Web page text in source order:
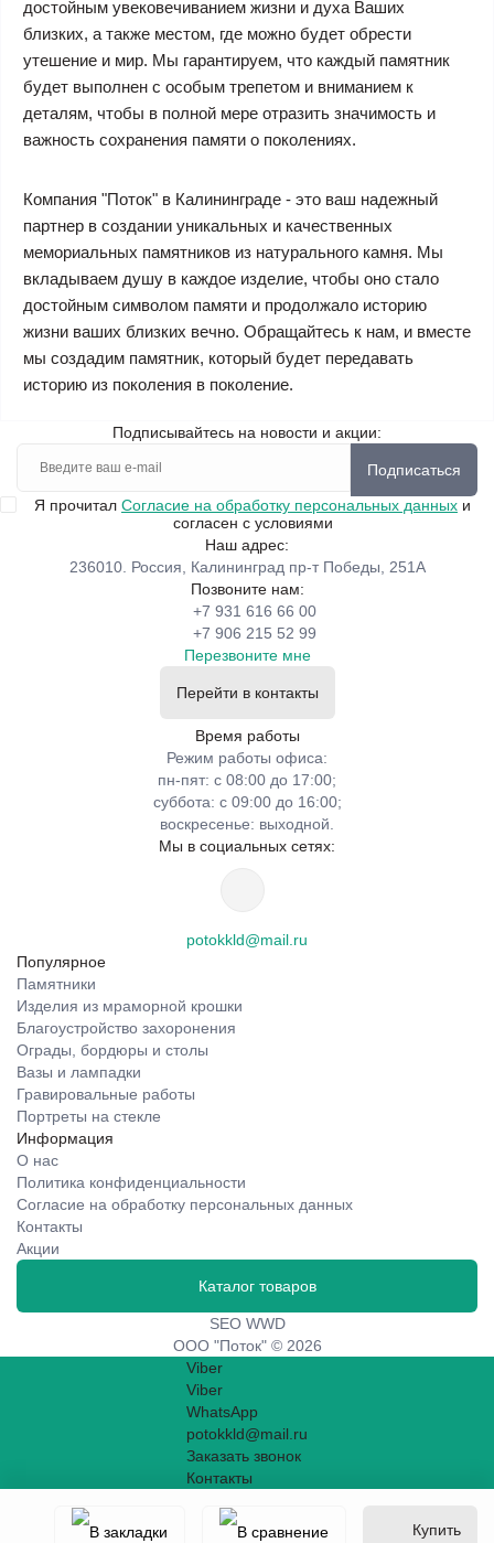
Купить
достойным увековечиванием жизни и духа Ваших
близких, а также местом, где можно будет обрести
утешение и мир. Мы гарантируем, что каждый памятник
будет выполнен с особым трепетом и вниманием к
деталям, чтобы в полной мере отразить значимость и
важность сохранения памяти о поколениях.
Компания "Поток" в Калининграде - это ваш надежный
партнер в создании уникальных и качественных
мемориальных памятников из натурального камня. Мы
вкладываем душу в каждое изделие, чтобы оно стало
достойным символом памяти и продолжало историю
жизни ваших близких вечно. Обращайтесь к нам, и вместе
мы создадим памятник, который будет передавать
историю из поколения в поколение.
Подписывайтесь на новости и акции:
Подписаться
Я прочитал Согласие на обработку персональных данных и
согласен с условиями
Наш адрес:
236010. Россия, Калининград пр-т Победы, 251А
Позвоните нам:
+7 931 616 66 00
+7 906 215 52 99
Перезвоните мне
Перейти в контакты
Время работы
Режим работы офиса:
пн-пят: с 08:00 до 17:00;
суббота: с 09:00 до 16:00;
воскресенье: выходной.
Мы в социальных сетях:
potokkld@mail.ru
Популярное
Памятники
Изделия из мраморной крошки
Благоустройство захоронения
Ограды, бордюры и столы
Вазы и лампадки
Гравировальные работы
Портреты на стекле
Информация
О нас
Политика конфиденциальности
Согласие на обработку персональных данных
Контакты
Акции
Каталог товаров
SEO WWD
ООО "Поток" © 2026
Viber
Viber
WhatsApp
potokkld@mail.ru
Заказать звонок
Контакты